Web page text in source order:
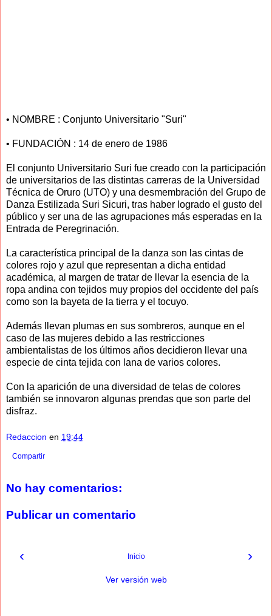
• NOMBRE : Conjunto Universitario "Suri"
• FUNDACIÓN : 14 de enero de 1986
El conjunto Universitario Suri fue creado con la participación
de universitarios de las distintas carreras de la Universidad
Técnica de Oruro (UTO) y una desmembración del Grupo de
Danza Estilizada Suri Sicuri, tras haber logrado el gusto del
público y ser una de las agrupaciones más esperadas en la
Entrada de Peregrinación.
La característica principal de la danza son las cintas de
colores rojo y azul que representan a dicha entidad
académica, al margen de tratar de llevar la esencia de la
ropa andina con tejidos muy propios del occidente del país
como son la bayeta de la tierra y el tocuyo.
Además llevan plumas en sus sombreros, aunque en el
caso de las mujeres debido a las restricciones
ambientalistas de los últimos años decidieron llevar una
especie de cinta tejida con lana de varios colores.
Con la aparición de una diversidad de telas de colores
también se innovaron algunas prendas que son parte del
disfraz.
Redaccion en 19:44
Compartir
No hay comentarios:
Publicar un comentario
‹ ›
Inicio
Ver versión web